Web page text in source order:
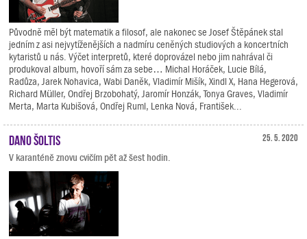
Původně měl být matematik a filosof, ale nakonec se Josef Štěpánek stal
jedním z asi nejvytíženějších a nadmíru ceněných studiových a koncertních
kytaristů u nás. Výčet interpretů, které doprovázel nebo jim nahrával či
produkoval album, hovoří sám za sebe… Michal Horáček, Lucie Bílá,
Radůza, Jarek Nohavica, Wabi Daněk, Vladimír Mišík, Xindl X, Hana Hegerová,
Richard Müller, Ondřej Brzobohatý, Jaromír Honzák, Tonya Graves, Vladimír
Merta, Marta Kubišová, Ondřej Ruml, Lenka Nová, František...
25. 5. 2020
Dano Šoltis
V karanténě znovu cvičím pět až šest hodin.